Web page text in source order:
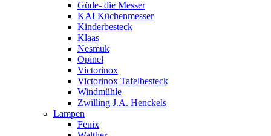
Güde- die Messer
KAI Küchenmesser
Kinderbesteck
Klaas
Nesmuk
Opinel
Victorinox
Victorinox Tafelbesteck
Windmühle
Zwilling J.A. Henckels
Lampen
Fenix